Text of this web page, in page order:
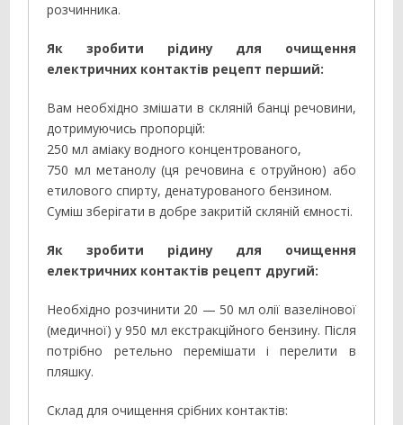
розчинника.
Як зробити рідину для очищення
електричних контактів рецепт перший:
Вам необхідно змішати в скляній банці речовини,
дотримуючись пропорцій:
250 мл аміаку водного концентрованого,
750 мл метанолу (ця речовина є отруйною) або
етилового спирту, денатурованого бензином.
Суміш зберігати в добре закритій скляній ємності.
Як зробити рідину для очищення
електричних контактів рецепт другий:
Необхідно розчинити 20 — 50 мл олії вазелінової
(медичної) у 950 мл екстракційного бензину. Після
потрібно ретельно перемішати і перелити в
пляшку.
Склад для очищення срібних контактів: